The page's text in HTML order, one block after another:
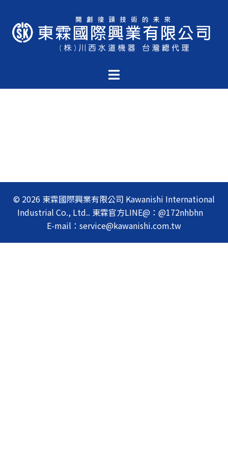
© 2026 東霖國際興業有限公司 Kawanishi International
Industrial Co., Ltd.. 東霖官方LINE@：@172nhbhn
E-mail：service@kawanishi.com.tw